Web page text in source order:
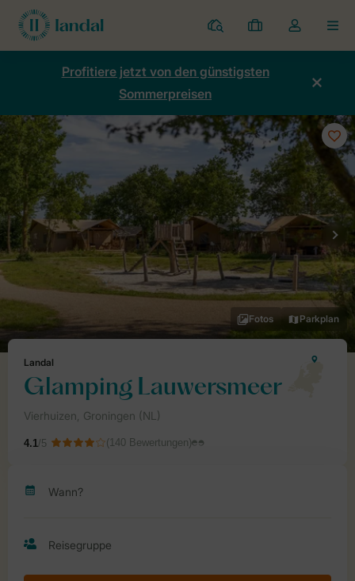
Ferienparks
Meine
Buchungen
Dropdown-
Menü
Kontos
Profitiere jetzt von den günstigsten
Sommerpreisen